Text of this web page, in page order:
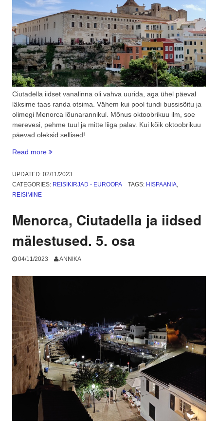
Ciutadella iidset vanalinna oli vahva uurida, aga ühel päeval
läksime taas randa otsima. Vähem kui pool tundi bussisõitu ja
olimegi Menorca lõunarannikul. Mõnus oktoobrikuu ilm, soe
merevesi, pehme tuul ja mitte liiga palav. Kui kõik oktoobrikuu
päevad oleksid sellised!
Read more “Menorca
ja
pealinn
UPDATED: 02/11/2023
CATEGORIES: REISIKIRJAD - EUROOPA TAGS: HISPAANIA,
REISIMINE
Menorca, Ciutadella ja iidsed
mälestused. 5. osa
04/11/2023 ANNIKA